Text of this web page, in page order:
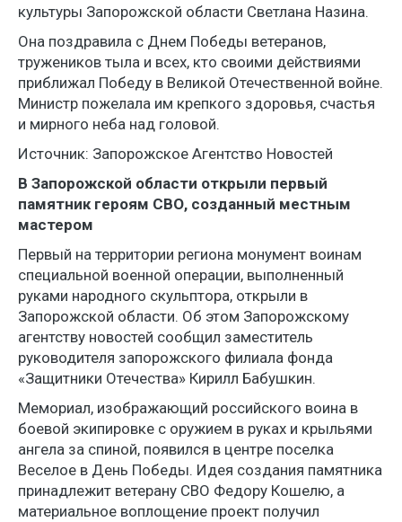
культуры Запорожской области Светлана Назина.
Она поздравила с Днем Победы ветеранов,
тружеников тыла и всех, кто своими действиями
приближал Победу в Великой Отечественной войне.
Министр пожелала им крепкого здоровья, счастья
и мирного неба над головой.
Источник: Запорожское Агентство Новостей
В Запорожской области открыли первый
памятник героям СВО, созданный местным
мастером
Первый на территории региона монумент воинам
специальной военной операции, выполненный
руками народного скульптора, открыли в
Запорожской области. Об этом Запорожскому
агентству новостей сообщил заместитель
руководителя запорожского филиала фонда
«Защитники Отечества» Кирилл Бабушкин.
Мемориал, изображающий российского воина в
боевой экипировке с оружием в руках и крыльями
ангела за спиной, появился в центре поселка
Веселое в День Победы. Идея создания памятника
принадлежит ветерану СВО Федору Кошелю, а
материальное воплощение проект получил